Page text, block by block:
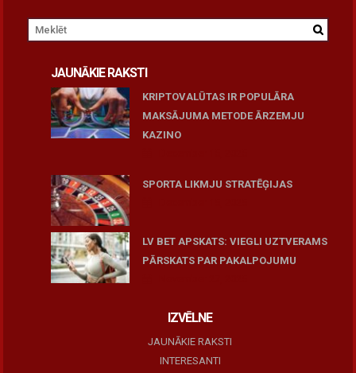
JAUNĀKIE RAKSTI
KRIPTOVALŪTAS IR POPULĀRA
MAKSĀJUMA METODE ĀRZEMJU
KAZINO
SPORTA LIKMJU STRATĒĢIJAS
LV BET APSKATS: VIEGLI UZTVERAMS
PĀRSKATS PAR PAKALPOJUMU
IZVĒLNE
JAUNĀKIE RAKSTI
INTERESANTI